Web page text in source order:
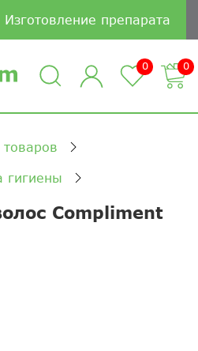
Изготовление препарата
0 0
товаров
гигиены
Compliment